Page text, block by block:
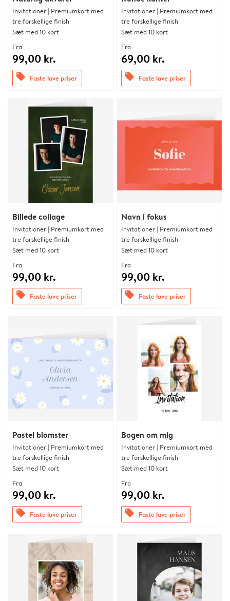
Invitationer | Premiumkort med
tre forskellige finish
Sæt med 10 kort
Fra
99,00 kr.
offers Faste lave priser
Invitationer | Premiumkort med
tre forskellige finish
Sæt med 10 kort
Fra
69,00 kr.
offers Faste lave priser
Billede collage
Invitationer | Premiumkort med
tre forskellige finish
Sæt med 10 kort
Fra
99,00 kr.
offers Faste lave priser
Navn i fokus
Invitationer | Premiumkort med
tre forskellige finish
Sæt med 10 kort
Fra
99,00 kr.
offers Faste lave priser
Pastel blomster
Invitationer | Premiumkort med
tre forskellige finish
Sæt med 10 kort
Fra
99,00 kr.
offers Faste lave priser
Bogen om mig
Invitationer | Premiumkort med
tre forskellige finish
Sæt med 10 kort
Fra
99,00 kr.
offers Faste lave priser